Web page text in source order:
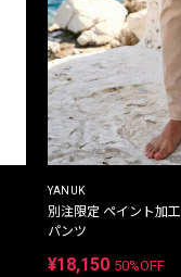
YANUK
別注限定 ペイント加
パンツ
¥18,150 50%OFF